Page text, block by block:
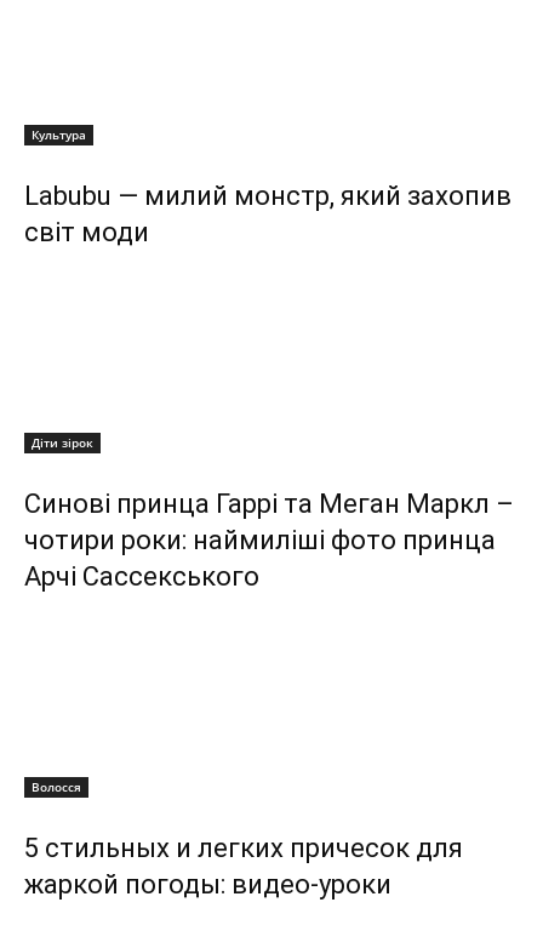
Культура
Labubu — милий монстр, який захопив
світ моди
Діти зірок
Синові принца Гаррі та Меган Маркл –
чотири роки: наймиліші фото принца
Арчі Сассекського
Волосся
5 стильных и легких причесок для
жаркой погоды: видео-уроки